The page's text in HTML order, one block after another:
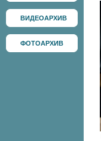
ВИДЕОАРХИВ
ФОТОАРХИВ